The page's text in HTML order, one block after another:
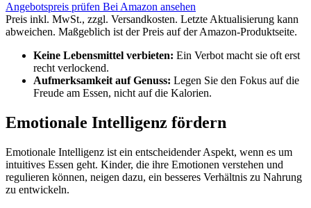
Angebotspreis prüfen Bei Amazon ansehen
Preis inkl. MwSt., zzgl. Versandkosten. Letzte Aktualisierung kann
abweichen. Maßgeblich ist der Preis auf der Amazon-Produktseite.
Keine Lebensmittel verbieten: Ein Verbot macht sie oft erst
recht verlockend.
Aufmerksamkeit auf Genuss: Legen Sie den Fokus auf die
Freude am Essen, nicht auf die Kalorien.
Emotionale Intelligenz fördern
Emotionale Intelligenz ist ein entscheidender Aspekt, wenn es um
intuitives Essen geht. Kinder, die ihre Emotionen verstehen und
regulieren können, neigen dazu, ein besseres Verhältnis zu Nahrung
zu entwickeln.